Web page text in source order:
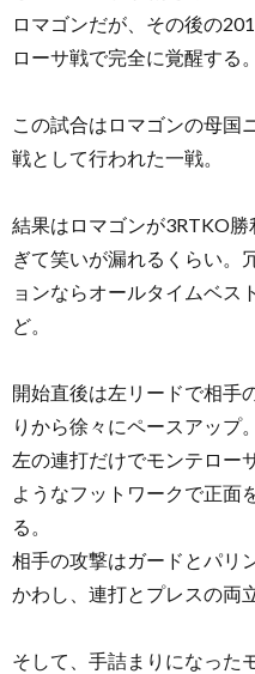
ロマゴンだが、その後の
ローサ戦で完全に覚醒する。
この試合はロマゴンの母国
戦として行われた一戦。
結果はロマゴンが3RTKO
ぎて笑いが漏れるくらい。
ョンならオールタイムベス
ど。
開始直後は左リードで相手
りから徐々にペースアップ。
左の連打だけでモンテロー
ようなフットワークで正面
る。
相手の攻撃はガードとパリ
かわし、連打とプレスの両
そして、手詰まりになった